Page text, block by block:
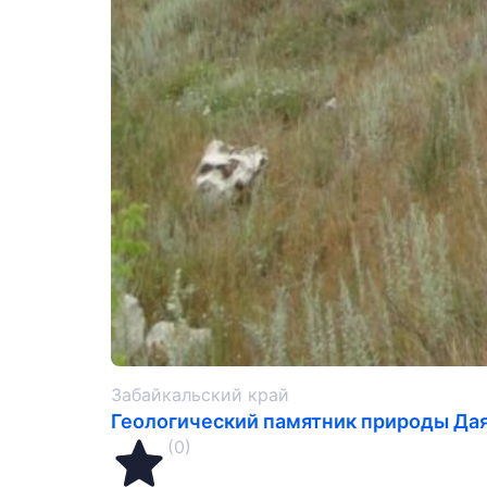
Забайкальский край
Геологический памятник природы
(0)